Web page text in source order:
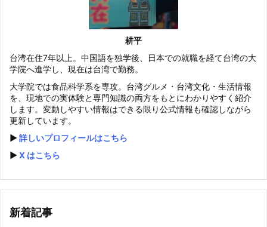
耕平
台湾在住7年以上。中国語を独学後、日本での就職を経て台湾の大
学院へ進学し、現在は台湾で勤務。
大学院では食品科学系を専攻。台湾グルメ・台湾文化・生活情報
を、現地での実体験と専門知識の両方をもとにわかりやすく紹介
します。変動しやすい情報はできる限り公式情報も確認しながら
更新しています。
▶️詳しいプロフィールはこちら
▶️X はこちら
新着記事